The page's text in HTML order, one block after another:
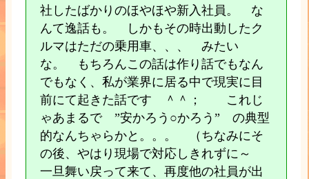
社したばかりのほやほや新入社員。 な
んて逸話も。 しかもその時出動したク
ルマはただの乗用車、、、 みたい
な。 もちろんこの話は作り話でもなん
でもなく、私が業界に居る中で現実に目
前にて起きた話です ＾＾； これじ
ゃあまるで ”安かろう○かろう” の典型
的なんちゃらかと。。。 （ちなみにそ
の後、やはり現場で対応しきれずに～
一旦舞い戻って来て、再度他の社員が出